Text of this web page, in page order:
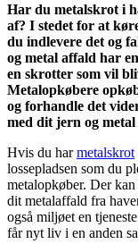
Har du metalskrot i
af? I stedet for at
du indlevere det og
og metal affald har
en skrotter som vil
Metalopkøbere
og forhandle det
med dit jern og
Hvis du harmetalskrot
lossepladsen som du
metalopkøber. Der
dit metalaffald fra
også miljøet en
får nyt liv i en anden